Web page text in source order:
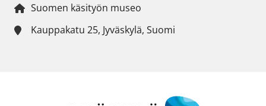
Suomen käsityön museo
Kauppakatu 25, Jyväskylä, Suomi